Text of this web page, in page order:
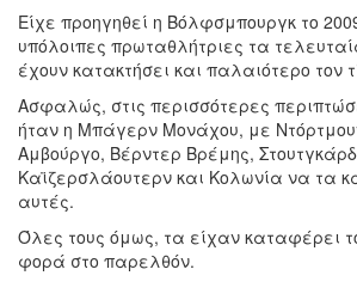
Είχε προηγηθεί η Βόλφσμπουργκ το
υπόλοιπες πρωταθλήτριες τα
έχουν κατακτήσει και παλαιότερο τον
Ασφαλώς, στις περισσότερες
ήταν η Μπάγερν Μονάχου, με
Αμβούργο, Βέρντερ Βρέμης,
Καϊζερσλάουτερν και Κολωνία να τα
αυτές.
Όλες τους όμως, τα είχαν καταφέρει
φορά στο παρελθόν.